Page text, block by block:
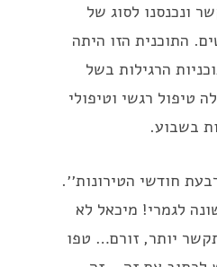
ונכנסנו לסוג של
של 3-4 חודשים. התוכנית הזו היתה
הרגילות בשל
טיפול רגשי וטיפולי
חודשי הטירונות׳׳.
לגמרי! מיכאל לא
יותר, זורם… טפו